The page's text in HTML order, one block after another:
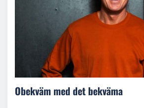
Obekväm med det bekväma